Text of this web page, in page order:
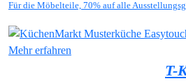
Für die Möbelteile, 70% auf alle
Mehr erfahren
T-